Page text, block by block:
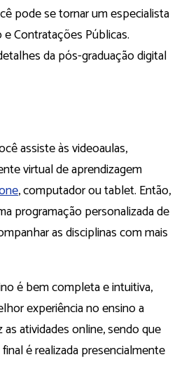
pode se tornar um especialista
Contratações Públicas.
da pós-graduação digital
assiste às videoaulas,
virtual de aprendizagem
, computador ou tablet. Então,
programação personalizada de
as disciplinas com mais
é bem completa e intuitiva,
experiência no ensino a
as atividades online, sendo que
é realizada presencialmente